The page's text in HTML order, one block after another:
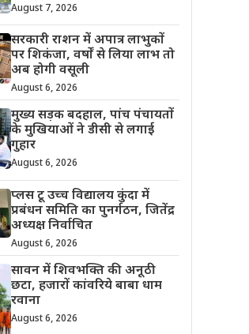
August 7, 2026
सरकारी राशन में अपात्र लाभुकों
पर शिकंजा, वर्षों से लिया लाभ तो
अब होगी वसूली
August 6, 2026
मुख्य सड़क बदहाल, पांच पंचायतों
के मुखियाओं ने डीसी से लगाई
गुहार
August 6, 2026
प्लस टू उच्च विद्यालय कुंदा में
प्रबंधन समिति का पुनर्गठन, जितेंद्र
अध्यक्ष निर्वाचित
August 6, 2026
सावन में शिवभक्ति की अनूठी
छटा, हजारों कांवरिये बाबा धाम
रवाना
August 6, 2026